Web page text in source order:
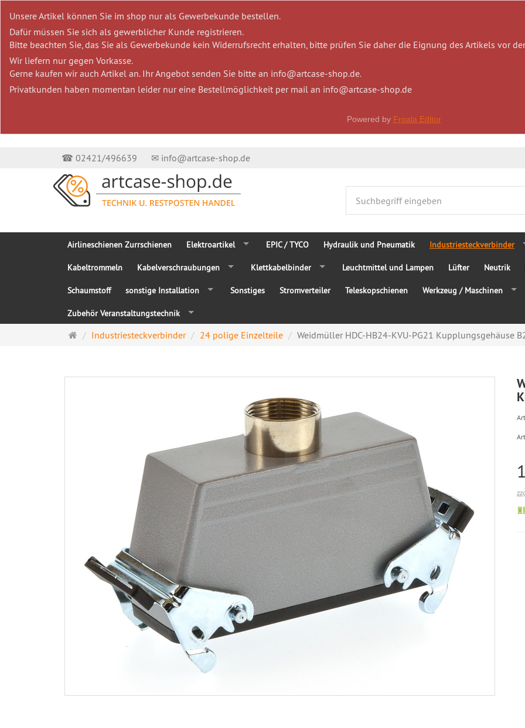
Unsere Artikel können Sie im shop nur als Gewerbekunde bestellen.
Dafür müssen Sie sich als gewerblicher Kunde registrieren.
Bitte beachten Sie, das Sie als Gewerbekunde kein Widerrufsrecht erhalten, bitte prüfen Sie daher die Eignung des Artikels vor
Wir liefern nur gegen Vorkasse.
Gerne kaufen wir auch Artikel an. Ihr Angebot senden Sie bitte an info@artcase-shop.de.
Privatkunden haben momentan leider nur eine Bestellmöglichkeit per mail an info@artcase-shop.de
Powered by Froala Editor
☎ 02421/496639 ✉ info@artcase-shop.de
Airlineschienen Zurrschienen Elektroartikel EPIC / TYCO Hydraulik und Pneumatik Industriesteckverbinder
Kabeltrommeln Kabelverschraubungen Klettkabelbinder Leuchtmittel und Lampen Lüfter Neutrik
Schaumstoff sonstige Installation Sonstiges Stromverteiler Teleskopschienen Werkzeug / Maschinen
Zubehör Veranstaltungstechnik
Startseite
Industriesteckverbinder 24 polige Einzelteile Weidmüller HDC-HB24-KVU-PG21 Kupplungsgehäuse